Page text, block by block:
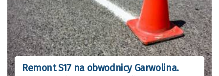
Remont S17 na obwodnicy Garwolina.